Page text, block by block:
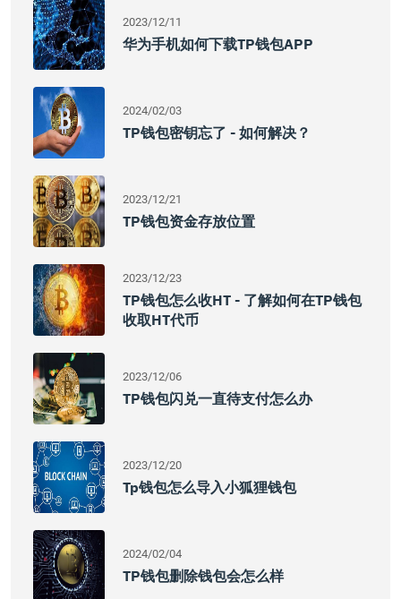
2023/12/11
华为手机如何下载TP钱包APP
2024/02/03
TP钱包密钥忘了 - 如何解决？
2023/12/21
TP钱包资金存放位置
2023/12/23
TP钱包怎么收HT - 了解如何在TP钱包
收取HT代币
2023/12/06
TP钱包闪兑一直待支付怎么办
2023/12/20
Tp钱包怎么导入小狐狸钱包
2024/02/04
TP钱包删除钱包会怎么样